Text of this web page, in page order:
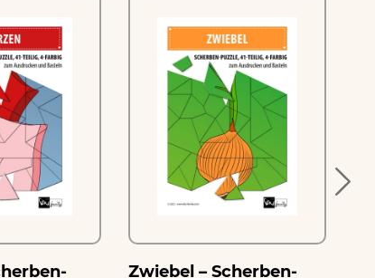
Zwiebel – Scherben-